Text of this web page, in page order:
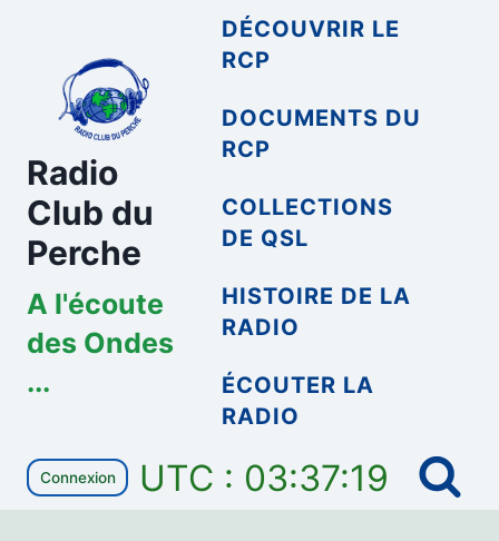
contenu
Radio
Club du
Perche
A l'écoute
des Ondes
...
DÉCOUVRIR LE
RCP
DOCUMENTS DU
RCP
COLLECTIONS
DE QSL
HISTOIRE DE LA
RADIO
ÉCOUTER LA
RADIO
Connexion UTC : 03:37:19